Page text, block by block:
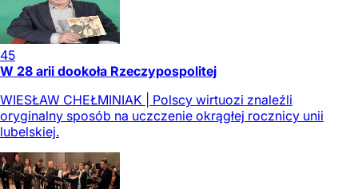
45
W 28 arii dookoła Rzeczypospolitej
WIESŁAW CHEŁMINIAK | Polscy wirtuozi znaleźli
oryginalny sposób na uczczenie okrągłej rocznicy unii
lubelskiej.